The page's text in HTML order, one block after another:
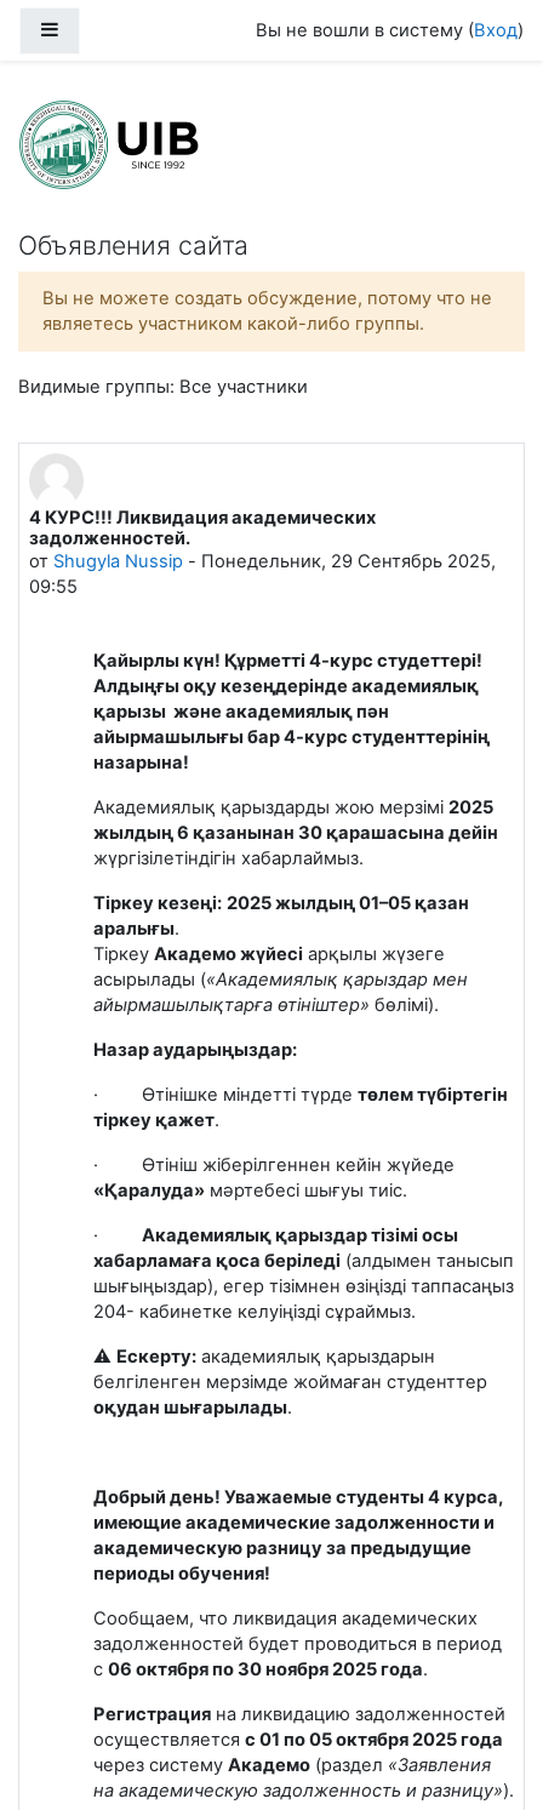
Вы не вошли в систему (Вход)
Университет международного
Объявления сайта
Вы не можете создать обсуждение, потому что не
являетесь участником какой-либо группы.
Видимые группы: Все участники
4 КУРС!!! Ликвидация академических
задолженностей.
от Shugyla Nussip - Понедельник, 29 Сентябрь 2025,
09:55
Қайырлы күн! Құрметті 4-курс студеттері!
Алдыңғы оқу кезеңдерінде академиялық
қарызы және академиялық пән
айырмашылығы бар 4-курс студенттерінің
назарына!
Академиялық қарыздарды жою мерзімі 2025
жылдың 6 қазанынан 30 қарашасына дейін
жүргізілетіндігін хабарлаймыз.
Тіркеу кезеңі: 2025 жылдың 01–05 қазан
аралығы.
Тіркеу Академо жүйесі арқылы жүзеге
асырылады («Академиялық қарыздар мен
айырмашылықтарға өтініштер» бөлімі).
Назар аударыңыздар:
· Өтінішке міндетті түрде төлем түбіртегін
тіркеу қажет.
· Өтініш жіберілгеннен кейін жүйеде
«Қаралуда» мәртебесі шығуы тиіс.
· Академиялық қарыздар тізімі осы
хабарламаға қоса беріледі (алдымен танысып
шығыңыздар), егер тізімнен өзіңізді таппасаңыз
204- кабинетке келуіңізді сұраймыз.
⚠️ Ескерту: академиялық қарыздарын
белгіленген мерзімде жоймаған студенттер
оқудан шығарылады.
Добрый день! Уважаемые студенты 4 курса,
имеющие академические задолженности и
академическую разницуза предыдущие
периоды обучения!
Сообщаем, что ликвидация академических
задолженностей будет проводиться в период
с 06 октября по 30 ноября 2025 года.
Регистрация на ликвидацию задолженностей
осуществляется с 01 по05октября2025 года
через систему Академо (раздел «Заявления
на академическую задолженность и разницу»).